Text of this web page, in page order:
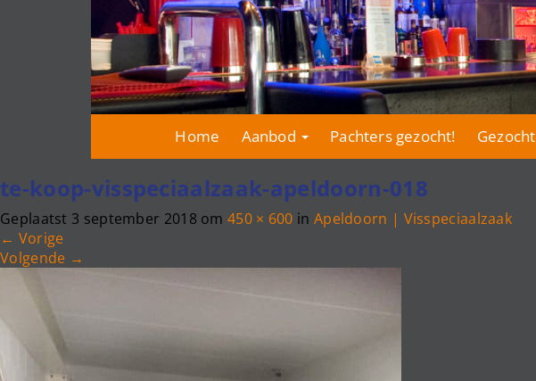
Home Aanbod Pachters gezocht! Gezocht
te-koop-visspeciaalzaak-apeldoorn-018
Geplaatst 3 september 2018 om450 × 600 in Apeldoorn | Visspeciaalzaak
← Vorige
Volgende →